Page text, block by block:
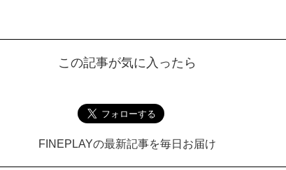
この記事が気に入ったら
FINEPLAYの最新記事を毎日お届け